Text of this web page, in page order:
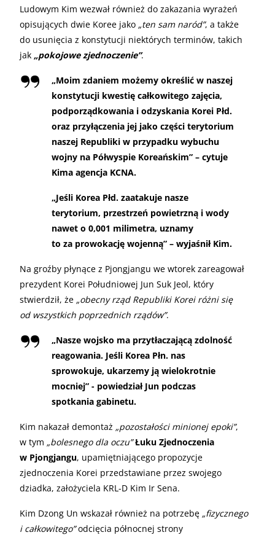
Ludowym Kim wezwał również do zakazania wyrażeń
opisujących dwie Koree jako „ten sam naród”, a także
do usunięcia z konstytucji niektórych terminów, takich
jak „pokojowe zjednoczenie”.
„Moim zdaniem możemy określić w naszej
konstytucji kwestię całkowitego zajęcia,
podporządkowania i odzyskania Korei Płd.
oraz przyłączenia jej jako części terytorium
naszej Republiki w przypadku wybuchu
wojny na Półwyspie Koreańskim” – cytuje
Kima agencja KCNA.
„Jeśli Korea Płd. zaatakuje nasze
terytorium, przestrzeń powietrzną i wody
nawet o 0,001 milimetra, uznamy
to za prowokację wojenną” – wyjaśnił Kim.
Na groźby płynące z Pjongjangu we wtorek zareagował
prezydent Korei Południowej Jun Suk Jeol, który
stwierdził, że „obecny rząd Republiki Korei różni się
od wszystkich poprzednich rządów”.
„Nasze wojsko ma przytłaczającą zdolność
reagowania. Jeśli Korea Płn. nas
sprowokuje, ukarzemy ją wielokrotnie
mocniej” - powiedział Jun podczas
spotkania gabinetu.
Kim nakazał demontaż „pozostałości minionej epoki”,
w tym „bolesnego dla oczu” Łuku Zjednoczenia
w Pjongjangu, upamiętniającego propozycje
zjednoczenia Korei przedstawiane przez swojego
dziadka, założyciela KRL-D Kim Ir Sena.
Kim Dzong Un wskazał również na potrzebę „fizycznego
i całkowitego”odcięcia północnej strony